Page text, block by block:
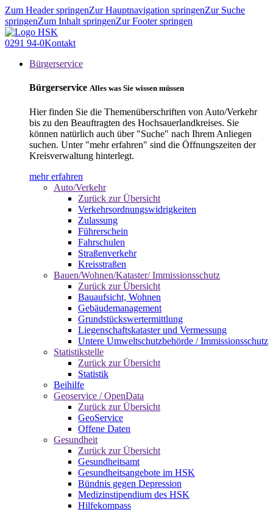
Zum Header springenZur Hauptnavigation springenZur Suche
springenZum Inhalt springenZur Footer springen
0291 94-0Kontakt
Bürgerservice
Bürgerservice Alles was Sie wissen müssen
Hier finden Sie die Themenüberschriften von Auto/Verkehr
bis zu den Beauftragten des Hochsauerlandkreises. Sie
können natürlich auch über "Suche" nach Ihrem Anliegen
suchen. Unter "mehr erfahren" sind die Öffnungszeiten der
Kreisverwaltung hinterlegt.
mehr erfahren
Auto/Verkehr
Zurück zur Übersicht
Verkehrsordnungswidrigkeiten
Zulassung
Führerschein
Fahrschulen
Straßenverkehr
Kreisstraßen
Bauen/Wohnen/Kataster/ Immissionsschutz
Zurück zur Übersicht
Bauaufsicht, Wohnen
Gebäudemanagement
Grundstückswertermittlung
Liegenschaftskataster und Vermessung
Untere Umweltschutzbehörde / Immissionsschutz
Statistikstelle
Zurück zur Übersicht
Statistik
Beihilfe
Geoservice / OpenData
Zurück zur Übersicht
GeoService
Offene Daten
Gesundheit
Zurück zur Übersicht
Gesundheitsamt
Gesundheitsangebote im HSK
Bündnis gegen Depression
Medizinstipendium des HSK
Hilfekompass